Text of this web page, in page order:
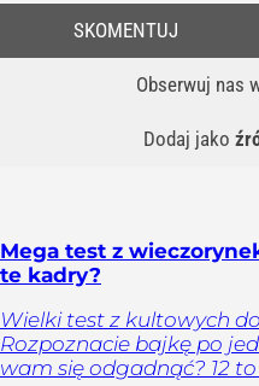
Obserwuj nas
Dodaj jako
SKOMENTUJ
Mega test z
te kadry?
Wielki test z kultowych
Rozpoznacie bajkę po
wam się odgadnąć? 12